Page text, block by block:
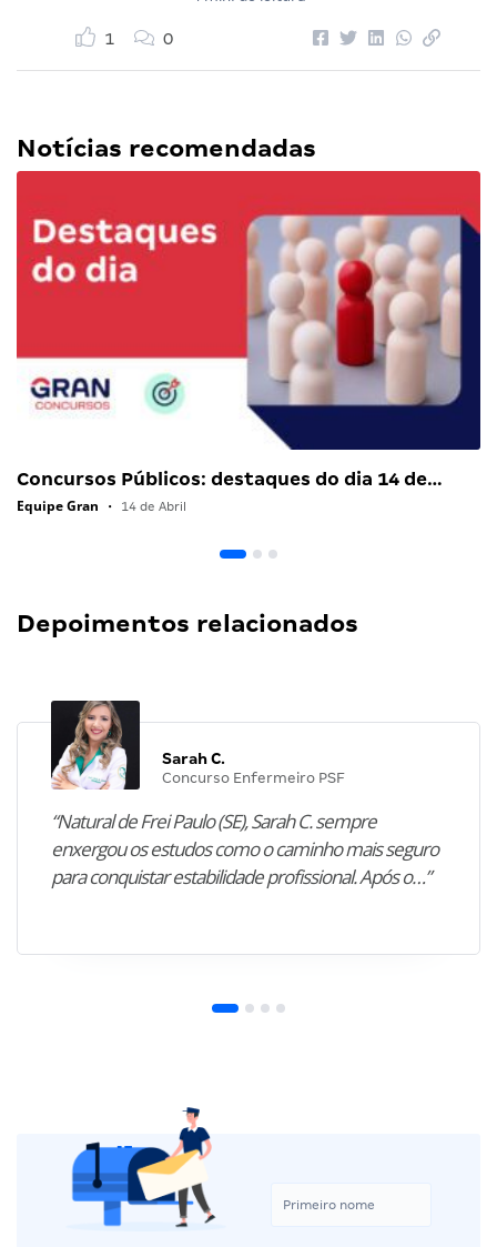
1 0
Notícias recomendadas
Concursos Públicos: destaques do dia 14 de…
Equipe Gran • 14 de Abril
Depoimentos relacionados
Sarah C.
Concurso Enfermeiro PSF
“Natural de Frei Paulo (SE), Sarah C. sempre
enxergou os estudos como o caminho mais seguro
para conquistar estabilidade profissional. Após o…”